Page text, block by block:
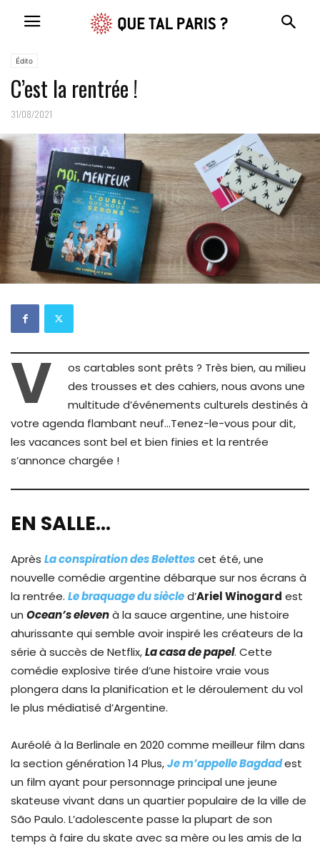
Édito
C’est la rentrée !
31/08/2021
V
os cartables sont prêts ? Très bien, au milieu
des trousses et des cahiers, nous avons une
multitude d’événements culturels destinés à
votre agenda flambant neuf…Tenez-le-vous pour dit,
les vacances sont bel et bien finies et la rentrée
s’annonce chargée !
EN SALLE…
Après La conspiration des Belettescet été, une
nouvelle comédie argentine débarque sur nos écrans à
la rentrée. Le braquage du siècled’Ariel Winogard est
un Ocean’s elevenà la sauce argentine, une histoire
ahurissante qui semble avoir inspiré les créateurs de la
série à succès de Netflix,La casa de papel. Cette
comédie explosive tirée d’une histoire vraie vous
plongera dans la planification et le déroulement du vol
le plus médiatisé d’Argentine.
Auréolé à la Berlinale en 2020 comme meilleur film dans
la section génération 14 Plus,Je m’appelle Bagdadest
un film ayant pour personnage principal une jeune
skateuse vivant dans un quartier populaire de la ville de
São Paulo. L’adolescente passe la plupart de son
temps à faire du skate avec sa mère ou les amis de la